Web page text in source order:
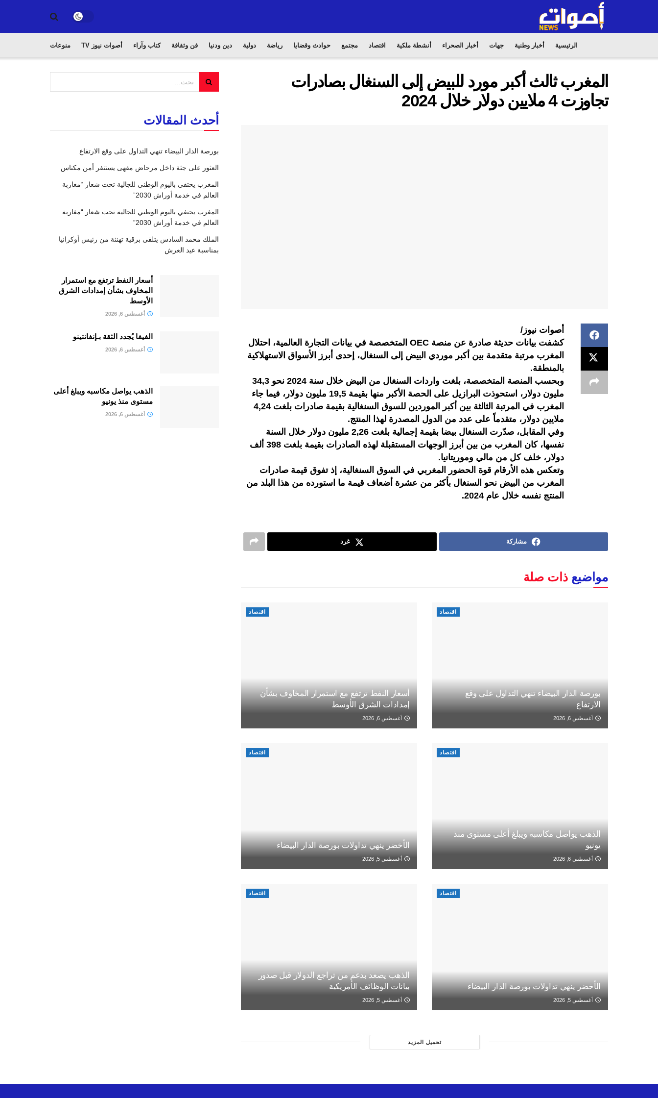
الرئيسية أخبار وطنية جهات أخبار الصحراء أنشطة ملكية اقتصاد مجتمع حوادث وقضايا رياضة دولية دين ودنيا فن وثقافة كتاب وآراء أصوات نيوز TV منوعات
المغرب ثالث أكبر مورد للبيض إلى السنغال بصادرات
تجاوزت 4 ملايين دولار خلال 2024
أصوات نيوز/
كشفت بيانات حديثة صادرة عن منصة OEC المتخصصة في بيانات التجارة العالمية، احتلال
المغرب مرتبة متقدمة بين أكبر موردي البيض إلى السنغال، إحدى أبرز الأسواق الاستهلاكية
بالمنطقة.
وبحسب المنصة المتخصصة، بلغت واردات السنغال من البيض خلال سنة 2024 نحو 34,3
مليون دولار، استحوذت البرازيل على الحصة الأكبر منها بقيمة 19,5 مليون دولار، فيما جاء
المغرب في المرتبة الثالثة بين أكبر الموردين للسوق السنغالية بقيمة صادرات بلغت 4,24
ملايين دولار، متقدماً على عدد من الدول المصدرة لهذا المنتج.
وفي المقابل، صدّرت السنغال بيضا بقيمة إجمالية بلغت 2,26 مليون دولار خلال السنة
نفسها، كان المغرب من بين أبرز الوجهات المستقبلة لهذه الصادرات بقيمة بلغت 398 ألف
دولار، خلف كل من مالي وموريتانيا.
وتعكس هذه الأرقام قوة الحضور المغربي في السوق السنغالية، إذ تفوق قيمة صادرات
المغرب من البيض نحو السنغال بأكثر من عشرة أضعاف قيمة ما استورده من هذا البلد من
المنتج نفسه خلال عام 2024.
مشاركة غرد
مواضيع ذات صلة
اقتصاد
بورصة الدار البيضاء تنهي التداول على وقع
الارتفاع
أغسطس 6, 2026
اقتصاد
أسعار النفط ترتفع مع استمرار المخاوف بشأن
إمدادات الشرق الأوسط
أغسطس 6, 2026
اقتصاد
الذهب يواصل مكاسبه ويبلغ أعلى مستوى منذ
يونيو
أغسطس 6, 2026
اقتصاد
الأخضر ينهي تداولات بورصة الدار البيضاء
أغسطس 5, 2026
اقتصاد
الأخضر ينهي تداولات بورصة الدار البيضاء
أغسطس 5, 2026
اقتصاد
الذهب يصعد بدعم من تراجع الدولار قبل صدور
بيانات الوظائف الأمريكية
أغسطس 5, 2026
تحميل المزيد
أحدث المقالات
بورصة الدار البيضاء تنهي التداول على وقع الارتفاع
العثور على جثة داخل مرحاض مقهى يستنفر أمن مكناس
المغرب يحتفي باليوم الوطني للجالية تحت شعار “مغاربة
العالم في خدمة أوراش 2030”
المغرب يحتفي باليوم الوطني للجالية تحت شعار “مغاربة
العالم في خدمة أوراش 2030”
الملك محمد السادس يتلقى برقية تهنئة من رئيس أوكرانيا
بمناسبة عيد العرش
أسعار النفط ترتفع مع استمرار
المخاوف بشأن إمدادات الشرق
الأوسط
أغسطس 6, 2026
الفيفا يُجدد الثقة بـإنفانتينو
أغسطس 6, 2026
الذهب يواصل مكاسبه ويبلغ أعلى
مستوى منذ يونيو
أغسطس 6, 2026